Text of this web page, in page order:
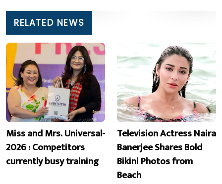
RELATED NEWS
Miss and Mrs. Universal-
2026 : Competitors
currently busy training
Television Actress Naira
Banerjee Shares Bold
Bikini Photos from
Beach